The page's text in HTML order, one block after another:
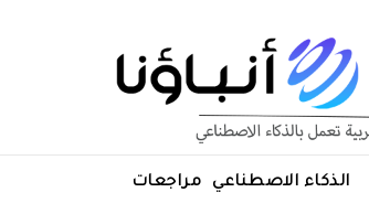
الذكاء الاصطناعي مراجعات